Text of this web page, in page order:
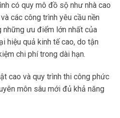
có quy mô đồ sộ như nhà cao
các công trình yêu cầu nền
ưu điểm lớn nhất của
hiệu quả kinh tế cao, do tận
chi phí trong dài hạn.
cao và quy trình thi công phức
môn sâu mới đủ khả năng